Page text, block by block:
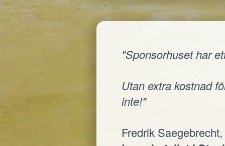
"Sponsorhuset har
Utan extra kostnad
inte!"
Fredrik Saegebrecht,